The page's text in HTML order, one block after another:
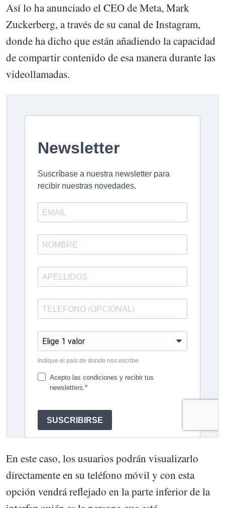
Así lo ha anunciado el CEO de Meta, Mark
Zuckerberg, a través de su canal de Instagram,
donde ha dicho que están añadiendo la capacidad
de compartir contenido de esa manera durante las
videollamadas.
En este caso, los usuarios podrán visualizarlo
directamente en su teléfono móvil y con esta
opción vendrá reflejado en la parte inferior de la